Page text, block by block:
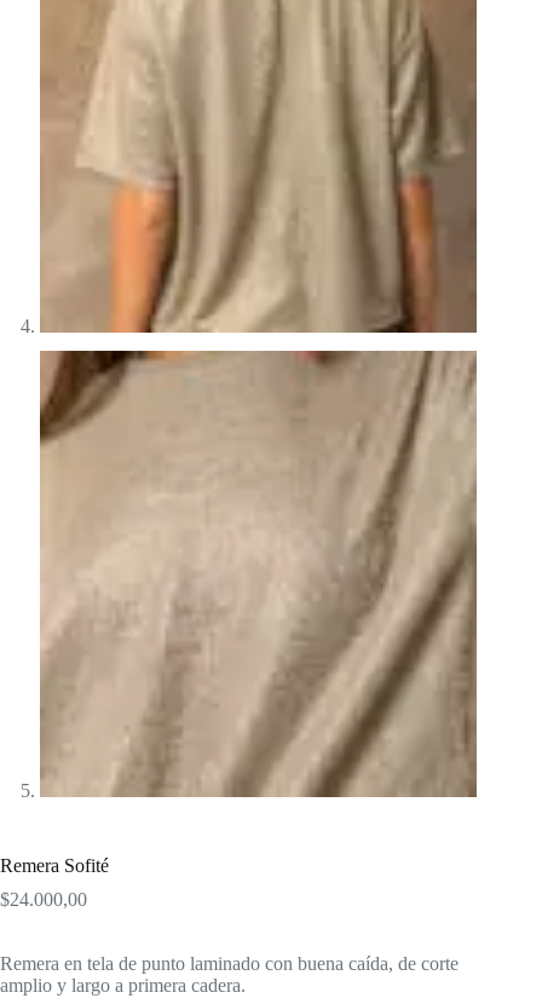
Remera Sofité
$24.000,00
Remera en tela de punto laminado con buena caída, de corte
amplio y largo a primera cadera.